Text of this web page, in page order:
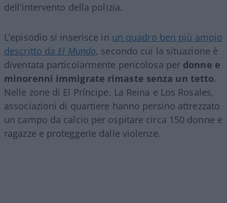
dell’intervento della polizia.
L’episodio si inserisce in un quadro ben più ampio
descritto da El Mundo, secondo cui la situazione è
diventata particolarmente pericolosa per donne e
minorenni immigrate rimaste senza un tetto.
Nelle zone di El Príncipe, La Reina e Los Rosales,
associazioni di quartiere hanno persino attrezzato
un campo da calcio per ospitare circa 150 donne e
ragazze e proteggerle dalle violenze.